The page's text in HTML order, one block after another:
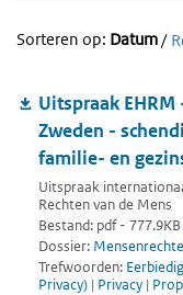
Sorteren op: Datum/
Uitspraak
Zweden -
familie- en
Uitspraak
Rechten van de Mens
Bestand: pdf - 777.9KB
Dossier:
Trefwoorden:
Privacy) | Privacy |